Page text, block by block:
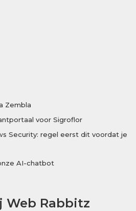
Zembla
voor Sigroflor
Security: regel eerst dit voordat je
AI-chatbot
Web Rabbitz